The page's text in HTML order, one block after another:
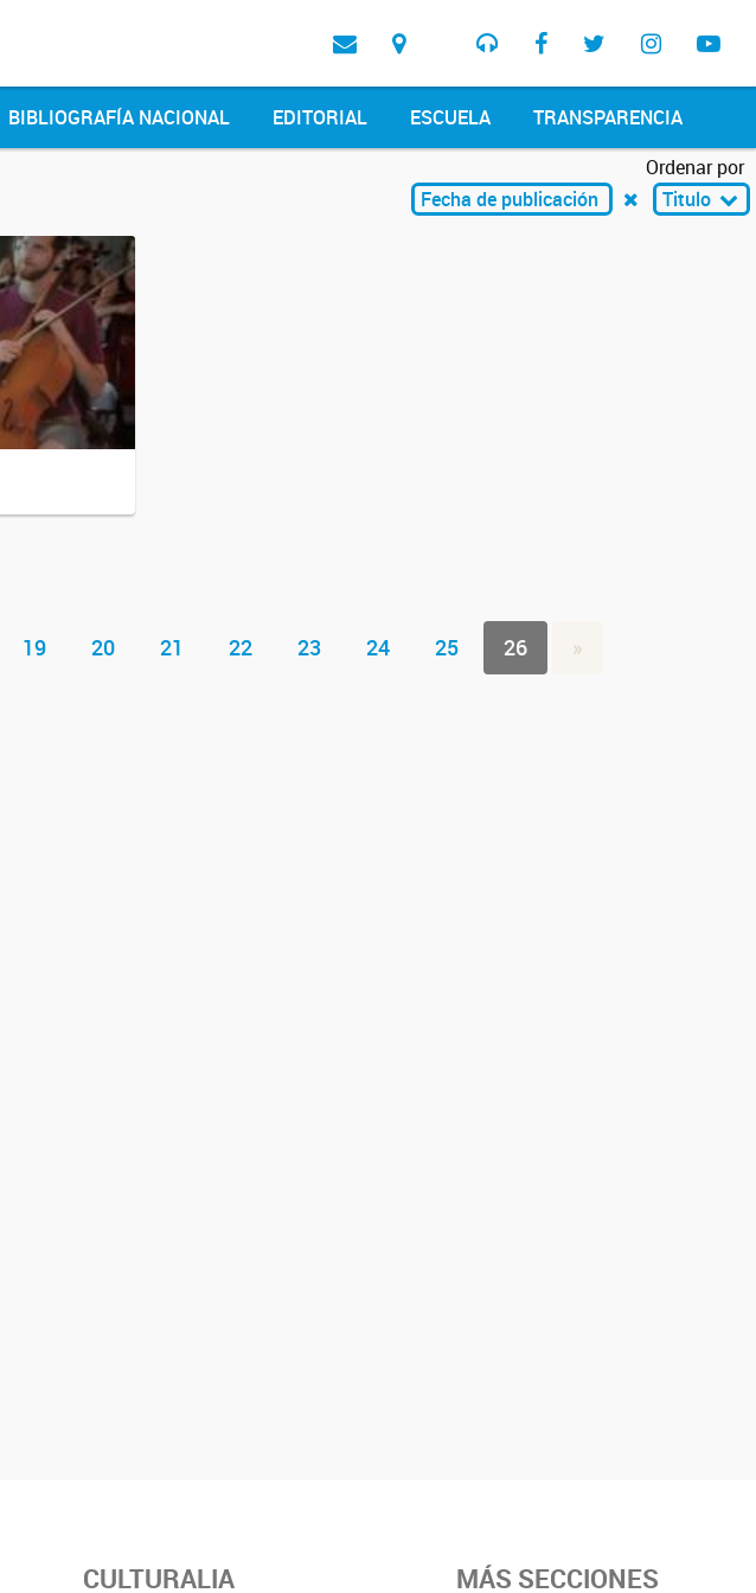
BIBLIOGRAFÍA NACIONAL EDITORIAL ESCUELA TRANSPARENCIA
Ordenar por
Fecha de publicación
Titulo
19 20 21 22 23 24 25 26 »
CULTURALIA MÁS SECCIONES